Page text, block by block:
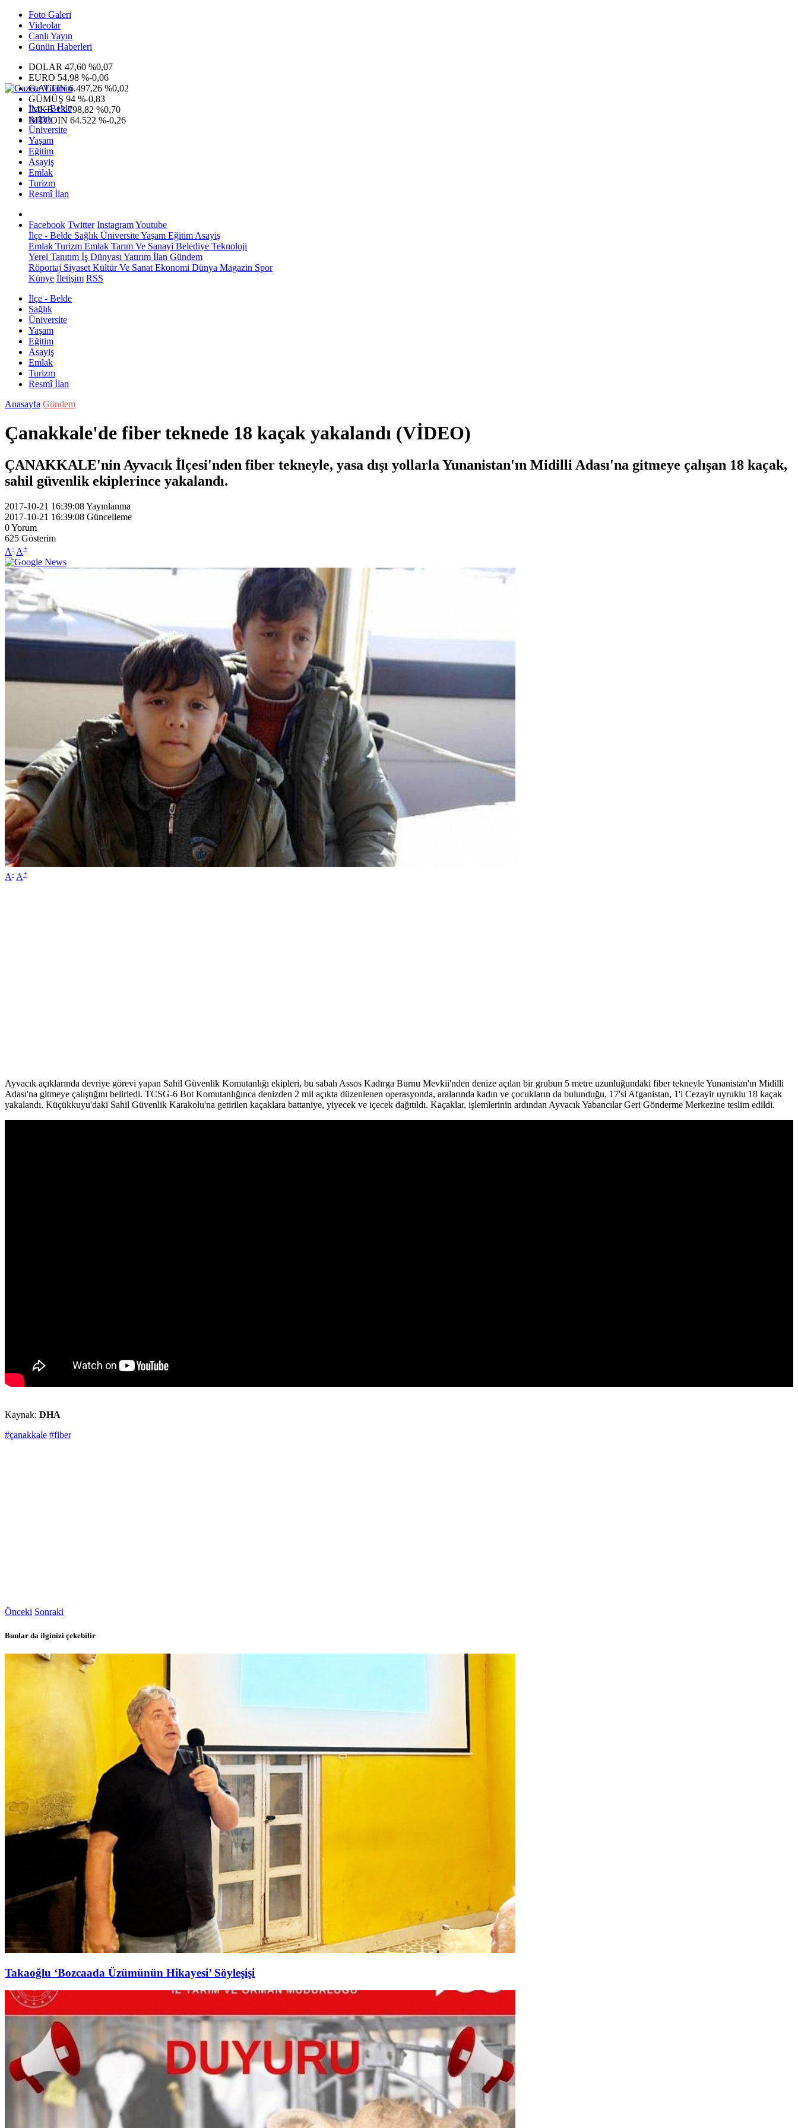
Foto Galeri
Videolar
Canlı Yayın
Günün Haberleri
DOLAR 47,60 %0,07
EURO 54,98 %-0,06
G.ALTIN6.497,26 %0,02
GÜMÜŞ 94 %-0,83
IMKB13.798,82 %0,70
BITCOIN 64.522 %-0,26
İlçe - Belde
Sağlık
Üniversite
Yaşam
Eğitim
Asayiş
Emlak
Turizm
Resmî İlan
Facebook Twitter InstagramYoutube
İlçe - Belde Sağlık ÜniversiteYaşam Eğitim Asayiş
Emlak Turizm Emlak Tarım Ve Sanayi Belediye Teknoloji
Yerel Tanıtım İş Dünyası Yatırım İlan Gündem
Röportaj Siyaset Kültür Ve Sanat Ekonomi Dünya Magazin Spor
Künye İletişim RSS
İlçe - Belde
Sağlık
Üniversite
Yaşam
Eğitim
Asayiş
Emlak
Turizm
Resmî İlan
Anasayfa Gündem
Çanakkale'de fiber teknede 18 kaçak yakalandı (VİDEO)
ÇANAKKALE'nin Ayvacık İlçesi'nden fiber tekneyle, yasa dışı yollarla Yunanistan'ın Midilli Adası'na gitmeye çalışan 18 kaçak,
sahil güvenlik ekiplerince yakalandı.
2017-10-21 16:39:08Yayınlanma
2017-10-21 16:39:08 Güncelleme
0Yorum
625 Gösterim
A- A+
A- A+
Ayvacık açıklarında devriye görevi yapan Sahil Güvenlik Komutanlığı ekipleri, bu sabah Assos Kadırga Burnu Mevkii'nden denize açılan bir grubun 5 metre uzunluğundaki fiber tekneyle Yunanistan'ın Midilli
Adası'na gitmeye çalıştığını belirledi. TCSG-6 Bot Komutanlığınca denizden 2 mil açıkta düzenlenen operasyonda, aralarında kadın ve çocukların da bulunduğu, 17'si Afganistan, 1'i Cezayir uyruklu 18 kaçak
yakalandı. Küçükkuyu'daki Sahil Güvenlik Karakolu'na getirilen kaçaklara battaniye, yiyecek ve içecek dağıtıldı. Kaçaklar, işlemlerinin ardından Ayvacık Yabancılar Geri Gönderme Merkezine teslim edildi.
Kaynak: DHA
#çanakkale #fiber
Önceki Sonraki
Bunlar da ilginizi çekebilir
Takaoğlu ‘Bozcaada Üzümünün Hikayesi’ Söyleşişi